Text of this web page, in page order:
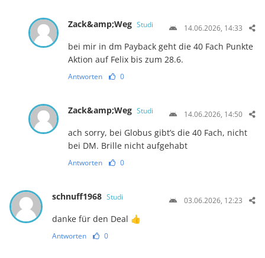
Zack&amp;Weg Studi 14.06.2026, 14:33
bei mir in dm Payback geht die 40 Fach Punkte
Aktion auf Felix bis zum 28.6.
Antworten 0
Zack&amp;Weg Studi 14.06.2026, 14:50
ach sorry, bei Globus gibt’s die 40 Fach, nicht
bei DM. Brille nicht aufgehabt
Antworten 0
schnuff1968 Studi 03.06.2026, 12:23
danke für den Deal 👍
Antworten 0